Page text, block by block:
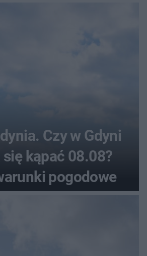
Czy w Gdyni
kąpać 08.08?
pogodowe